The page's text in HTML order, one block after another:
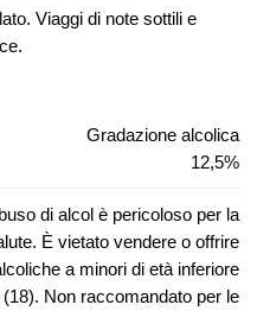
Viaggi di note sottili e
Gradazione alcolica
12,5%
di alcol è pericoloso per la
È vietato vendere o offrire
a minori di età inferiore
Non raccomandato per le